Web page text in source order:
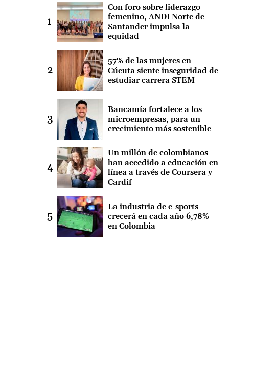
Con foro sobre liderazgo
femenino, ANDI Norte de
Santander impulsa la
equidad
57% de las mujeres en
Cúcuta siente inseguridad de
estudiar carrera STEM
Bancamía fortalece a los
microempresas, para un
crecimiento más sostenible
Un millón de colombianos
han accedido a educación en
línea a través de Coursera y
Cardif
La industria de e-sports
crecerá en cada año 6,78%
en Colombia